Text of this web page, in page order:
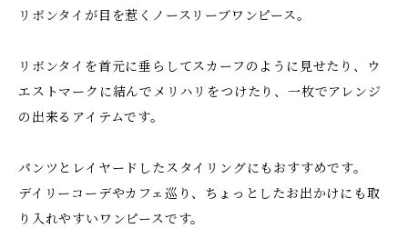
リボンタイが目を惹くノースリーブワンピース。
リボンタイを首元に垂らしてスカーフのように見せたり、ウ
エストマークに結んでメリハリをつけたり、一枚でアレンジ
の出来るアイテムです。
パンツとレイヤードしたスタイリングにもおすすめです。
デイリーコーデやカフェ巡り、ちょっとしたお出かけにも取
り入れやすいワンピースです。